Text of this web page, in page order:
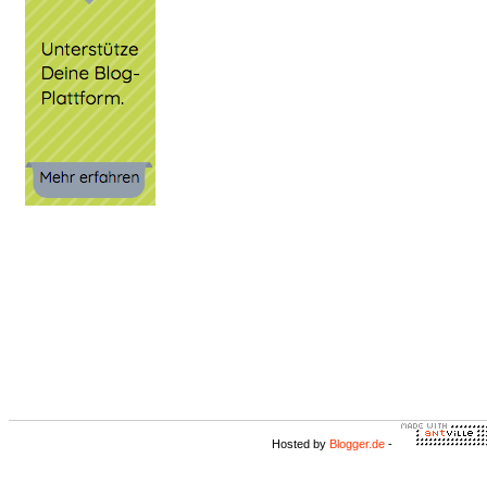
Hosted by Blogger.de -